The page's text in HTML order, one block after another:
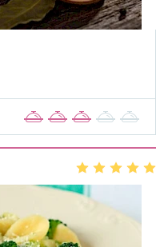
2 3 4
2 3 4